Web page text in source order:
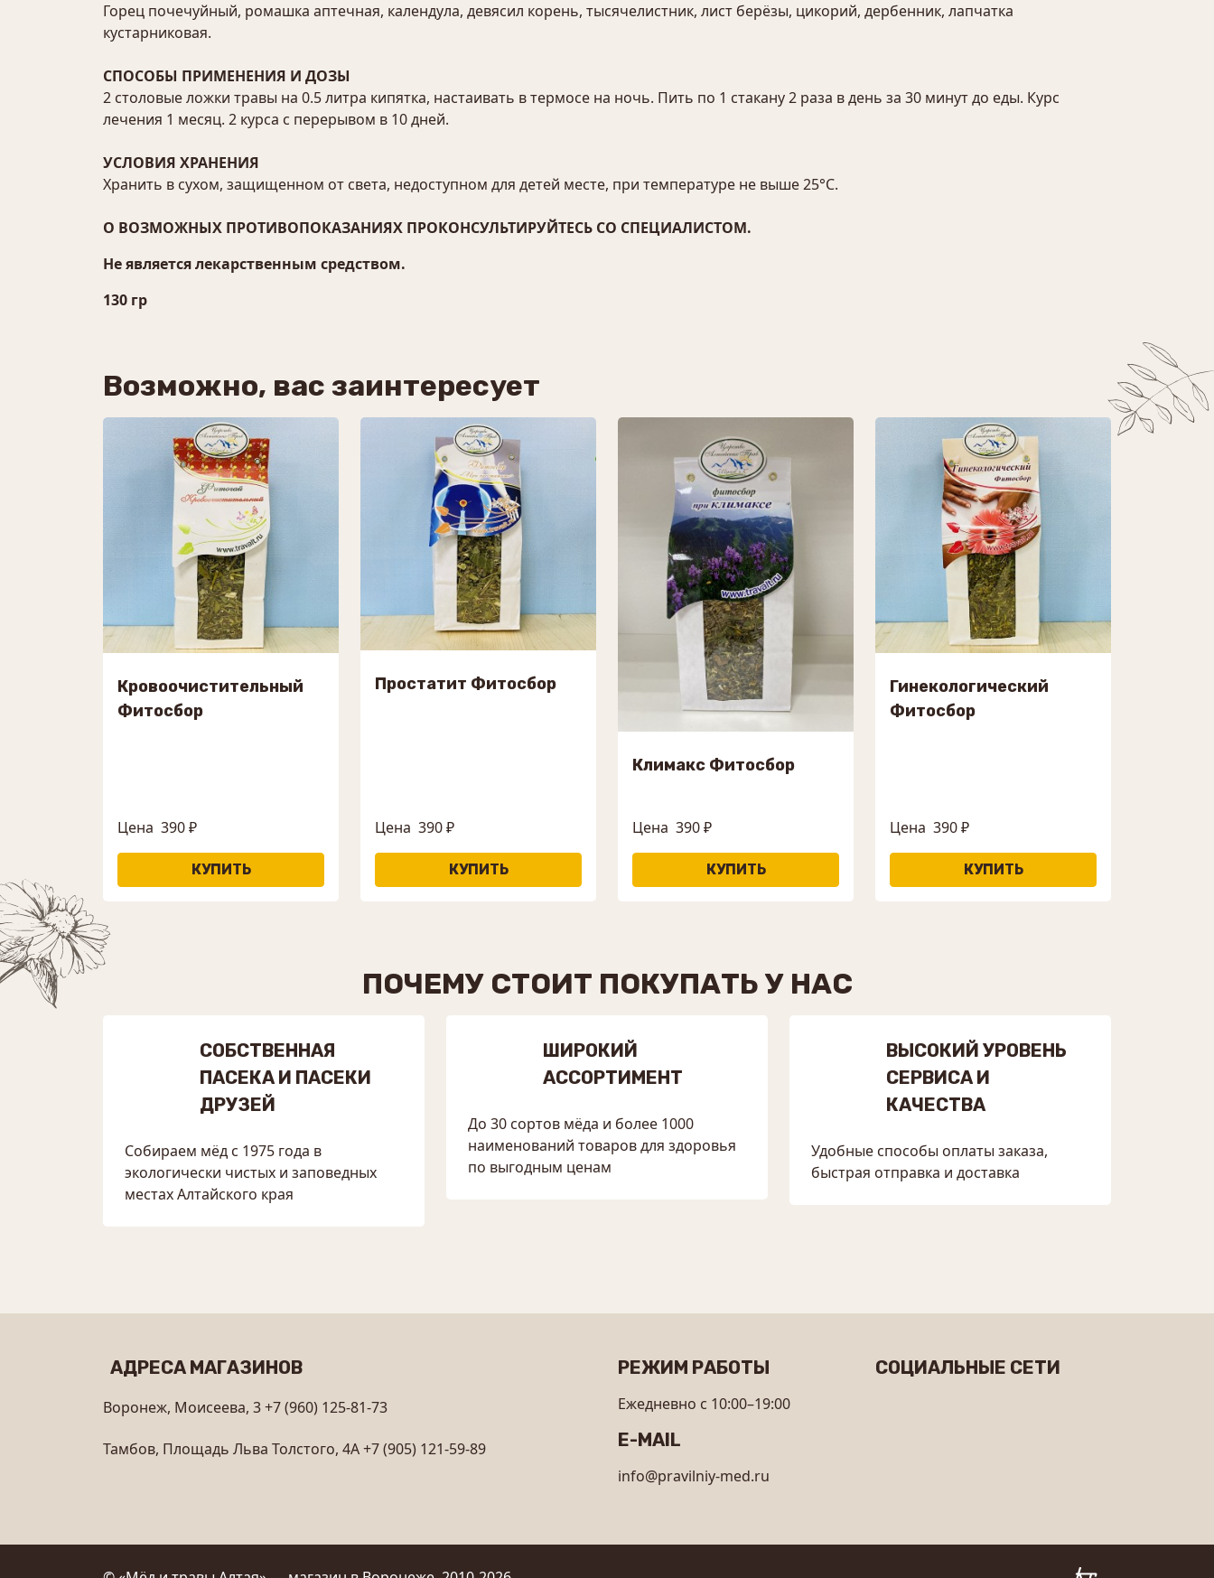
Горец почечуйный, ромашка аптечная, календула, девясил корень, тысячелистник, лист берёзы, цикорий, дербенник, лапчатка
кустарниковая.
СПОСОБЫ ПРИМЕНЕНИЯ И ДОЗЫ
2 столовые ложки травы на 0.5 литра кипятка, настаивать в термосе на ночь. Пить по 1 стакану 2 раза в день за 30 минут до еды. Курс
лечения 1 месяц. 2 курса с перерывом в 10 дней.
УСЛОВИЯ ХРАНЕНИЯ
Хранить в сухом, защищенном от света, недоступном для детей месте, при температуре не выше 25°С.
О ВОЗМОЖНЫХ ПРОТИВОПОКАЗАНИЯХ ПРОКОНСУЛЬТИРУЙТЕСЬ СО СПЕЦИАЛИСТОМ.
Не является лекарственным средством.
130 гр
Возможно, вас заинтересует
Кровоочистительный
Фитосбор
Цена 390 ₽
Простатит Фитосбор
Цена 390 ₽
Климакс Фитосбор
Цена 390 ₽
Гинекологический
Фитосбор
Цена 390 ₽
ПОЧЕМУ СТОИТ ПОКУПАТЬ У НАС
СОБСТВЕННАЯ
ПАСЕКА И ПАСЕКИ
ДРУЗЕЙ
Собираем мёд с 1975 года в
экологически чистых и заповедных
местах Алтайского края
ШИРОКИЙ
АССОРТИМЕНТ
До 30 сортов мёда и более 1000
наименований товаров для здоровья
по выгодным ценам
ВЫСОКИЙ УРОВЕНЬ
СЕРВИСА И
КАЧЕСТВА
Удобные способы оплаты заказа,
быстрая отправка и доставка
АДРЕСА МАГАЗИНОВ
Воронеж, Моисеева, 3+7 (960) 125-81-73
Тамбов, Площадь Льва Толстого, 4А+7 (905) 121-59-89
РЕЖИМ РАБОТЫ
Ежедневно с 10:00–19:00
E-MAIL
info@pravilniy-med.ru
СОЦИАЛЬНЫЕ СЕТИ